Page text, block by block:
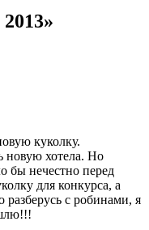
куколку.
новую хотела. Но
бы нечестно перед
для конкурса, а
разберусь с робинами, я